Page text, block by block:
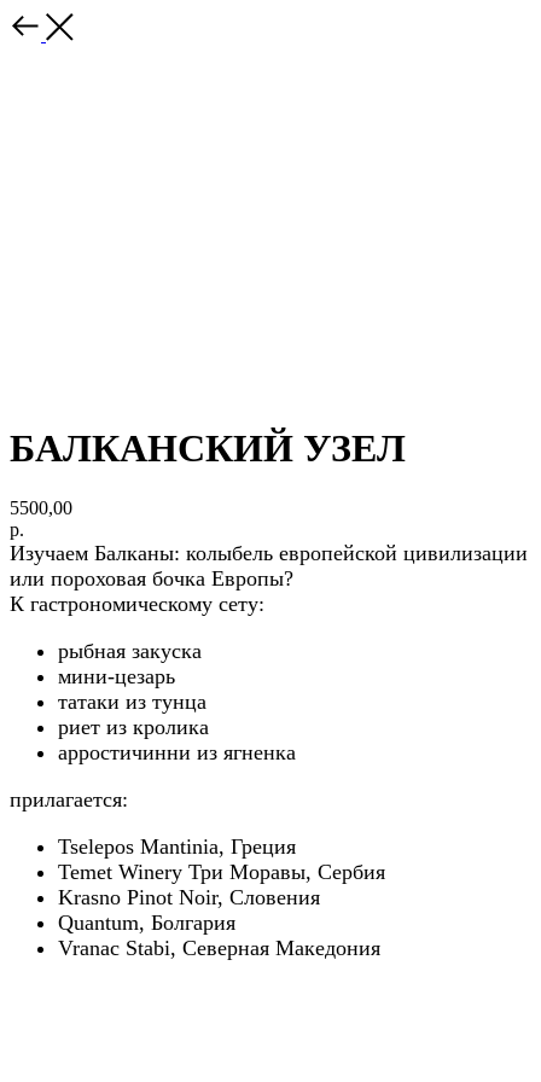
БАЛКАНСКИЙ УЗЕЛ
5500,00
р.
Изучаем Балканы: колыбель европейской цивилизации
или пороховая бочка Европы?
К гастрономическому сету:
рыбная закуска
мини-цезарь
татаки из тунца
риет из кролика
арростичинни из ягненка
прилагается:
Tselepos Mantinia, Греция
Temet Winery Три Моравы, Сербия
Krasno Pinot Noir, Словения
Quantum, Болгария
Vranac Stabi, Северная Македония